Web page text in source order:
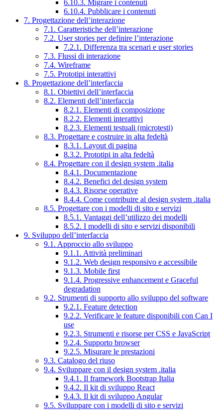
6.10.3. Migrare i contenuti
6.10.4. Pubblicare i contenuti
7. Progettazione dell’interazione
7.1. Caratteristiche dell’interazione
7.2. User stories per definire l’interazione
7.2.1. Differenza tra scenari e user stories
7.3. Flussi di interazione
7.4. Wireframe
7.5. Prototipi interattivi
8. Progettazione dell’interfaccia
8.1. Obiettivi dell’interfaccia
8.2. Elementi dell’interfaccia
8.2.1. Elementi di composizione
8.2.2. Elementi interattivi
8.2.3. Elementi testuali (microtesti)
8.3. Progettare e costruire in alta fedeltà
8.3.1. Layout di pagina
8.3.2. Prototipi in alta fedeltà
8.4. Progettare con il design system .italia
8.4.1. Documentazione
8.4.2. Benefici del design system
8.4.3. Risorse operative
8.4.4. Come contribuire al design system .italia
8.5. Progettare con i modelli di sito e servizi
8.5.1. Vantaggi dell’utilizzo dei modelli
8.5.2. I modelli di sito e servizi disponibili
9. Sviluppo dell’interfaccia
9.1. Approccio allo sviluppo
9.1.1. Attività preliminari
9.1.2. Web design responsivo e accessibile
9.1.3. Mobile first
9.1.4. Progressive enhancement e Graceful
degradation
9.2. Strumenti di supporto allo sviluppo del software
9.2.1. Feature detection
9.2.2. Verificare le feature disponibili con Can I
use
9.2.3. Strumenti e risorse per CSS e JavaScript
9.2.4. Supporto browser
9.2.5. Misurare le prestazioni
9.3. Catalogo del riuso
9.4. Sviluppare con il design system .italia
9.4.1. Il framework Bootstrap Italia
9.4.2. Il kit di sviluppo React
9.4.3. Il kit di sviluppo Angular
9.5. Sviluppare con i modelli di sito e servizi